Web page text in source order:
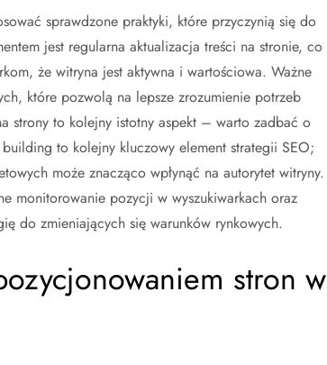
sprawdzone praktyki, które przyczynią się do
jest regularna aktualizacja treści na stronie, co
że witryna jest aktywna i wartościowa. Ważne
które pozwolą na lepsze zrozumienie potrzeb
strony to kolejny istotny aspekt – warto zadbać o
to kolejny kluczowy element strategii SEO;
może znacząco wpłynąć na autorytet witryny.
monitorowanie pozycji w wyszukiwarkach oraz
do zmieniających się warunków rynkowych.
stron w